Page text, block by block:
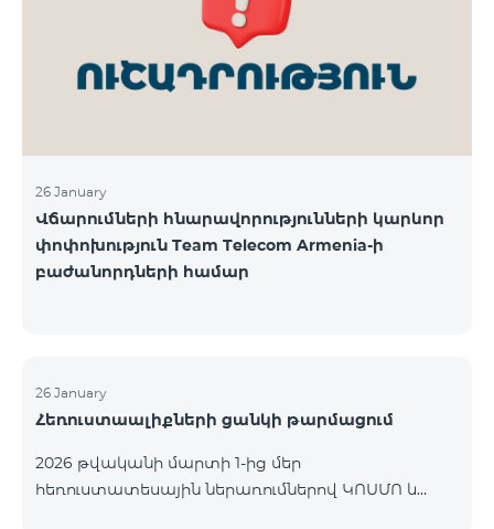
վճարահաշվարկային ընկերությունների կողմից
Team Telecom Armenia-ին առաջարկված
պայմանները ենթադրում էին ծառայությունների
26 January
Վճարումների հնարավորությունների կարևոր
փոփոխություն Team Telecom Armenia-ի
բաժանորդների համար
26 January
Հեռուստաալիքների ցանկի թարմացում
2026 թվականի մարտի 1-ից մեր
հեռուստատեսային ներառումներով ԿՈՍՄՈ և